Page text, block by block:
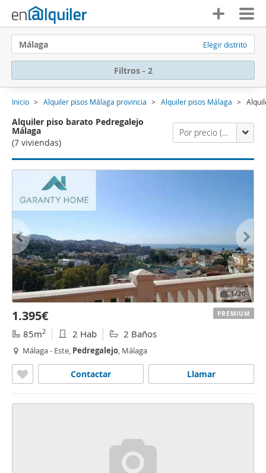
Málaga Elegir distrito
Filtros - 2
Inicio Alquiler pisos Málaga provincia Alquiler pisos Málaga
Alquiler piso barato Pedregalejo
Málaga
(7 viviendas)
Por precio (primero los económicos)
1/20
1.395€
85m2 2 Hab 2 Baños
Málaga - Este, Pedregalejo, Málaga
Llamar
Contactar
PREMIUM